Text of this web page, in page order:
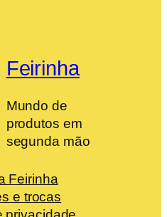
Feirinha
Mundo de
produtos em
segunda mão
Feirinha
e trocas